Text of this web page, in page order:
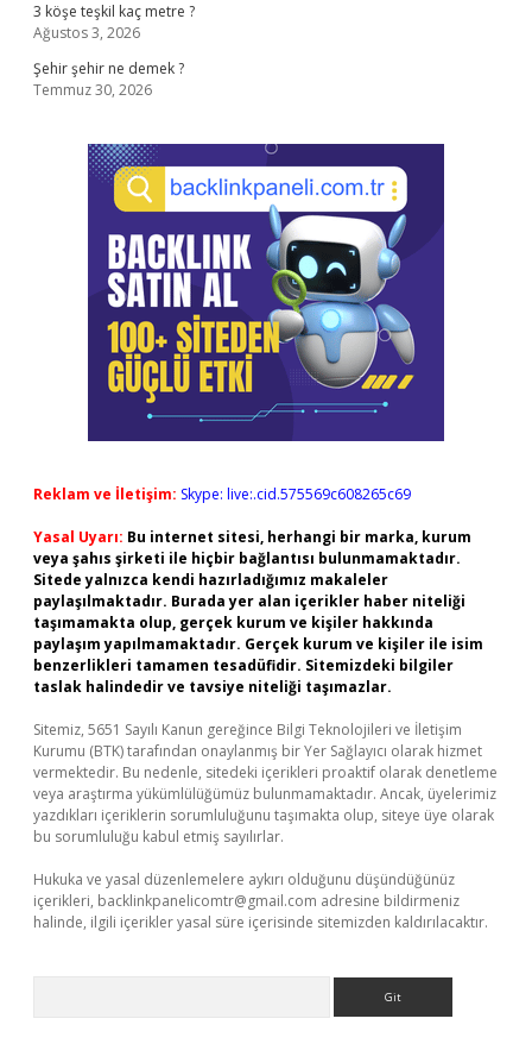
3 köşe teşkil kaç metre ?
Ağustos 3, 2026
Şehir şehir ne demek ?
Temmuz 30, 2026
Reklam ve İletişim: Skype: live:.cid.575569c608265c69
Yasal Uyarı: Bu internet sitesi, herhangi bir marka, kurum
veya şahıs şirketi ile hiçbir bağlantısı bulunmamaktadır.
Sitede yalnızca kendi hazırladığımız makaleler
paylaşılmaktadır. Burada yer alan içerikler haber niteliği
taşımamakta olup, gerçek kurum ve kişiler hakkında
paylaşım yapılmamaktadır. Gerçek kurum ve kişiler ile isim
benzerlikleri tamamen tesadüfidir. Sitemizdeki bilgiler
taslak halindedir ve tavsiye niteliği taşımazlar.
Sitemiz, 5651 Sayılı Kanun gereğince Bilgi Teknolojileri ve İletişim
Kurumu (BTK) tarafından onaylanmış bir Yer Sağlayıcı olarak hizmet
vermektedir. Bu nedenle, sitedeki içerikleri proaktif olarak denetleme
veya araştırma yükümlülüğümüz bulunmamaktadır. Ancak, üyelerimiz
yazdıkları içeriklerin sorumluluğunu taşımakta olup, siteye üye olarak
bu sorumluluğu kabul etmiş sayılırlar.
Hukuka ve yasal düzenlemelere aykırı olduğunu düşündüğünüz
içerikleri, backlinkpanelicomtr@gmail.com adresine bildirmeniz
halinde, ilgili içerikler yasal süre içerisinde sitemizden kaldırılacaktır.